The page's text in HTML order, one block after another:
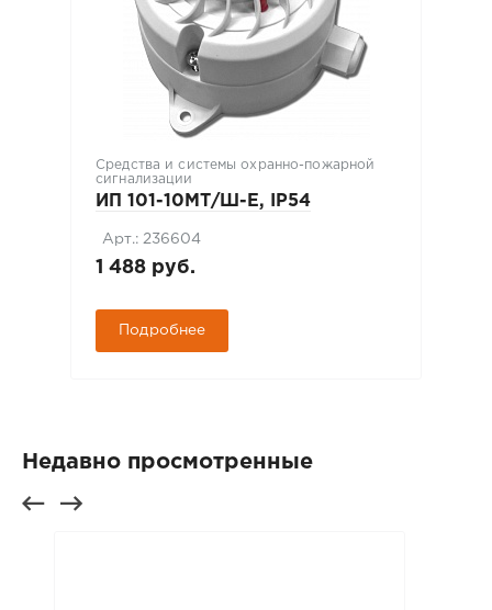
Средства и системы охранно-пожарной
сигнализации
ИП 101-10МТ/Ш-E, IP54
Арт.: 236604
1 488 руб.
Подробнее
Недавно просмотренные